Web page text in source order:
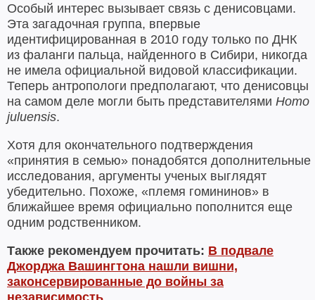
Особый интерес вызывает связь с денисовцами.
Эта загадочная группа, впервые
идентифицированная в 2010 году только по ДНК
из фаланги пальца, найденного в Сибири, никогда
не имела официальной видовой классификации.
Теперь антропологи предполагают, что денисовцы
на самом деле могли быть представителями Homo
juluensis.
Хотя для окончательного подтверждения
«принятия в семью» понадобятся дополнительные
исследования, аргументы ученых выглядят
убедительно. Похоже, «племя гомининов» в
ближайшее время официально пополнится еще
одним родственником.
Также рекомендуем прочитать: В подвале
Джорджа Вашингтона нашли вишни,
законсервированные до войны за
независимость